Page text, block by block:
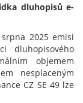
dluhopisů e-
2025 emisi
dluhopisového
objemem
nesplaceným
CZ SE 49 lze